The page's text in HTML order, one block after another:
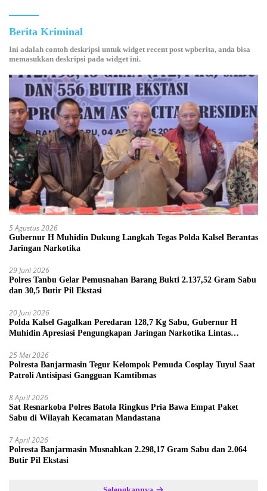
Berita Kriminal
Ini adalah contoh deskripsi untuk widget recent post wpberita, anda bisa
memasukkan deskripsi pada widget ini.
5 Agustus 2026
Gubernur H Muhidin Dukung Langkah Tegas Polda Kalsel Berantas
Jaringan Narkotika
29 Juni 2026
Polres Tanbu Gelar Pemusnahan Barang Bukti 2.137,52 Gram Sabu
dan 30,5 Butir Pil Ekstasi
20 Juni 2026
Polda Kalsel Gagalkan Peredaran 128,7 Kg Sabu, Gubernur H
Muhidin Apresiasi Pengungkapan Jaringan Narkotika Lintas
25 Mei 2026
Polresta Banjarmasin Tegur Kelompok Pemuda Cosplay Tuyul Saat
Patroli Antisipasi Gangguan Kamtibmas
8 April 2026
Sat Resnarkoba Polres Batola Ringkus Pria Bawa Empat Paket
Sabu di Wilayah Kecamatan Mandastana
7 April 2026
Polresta Banjarmasin Musnahkan 2.298,17 Gram Sabu dan 2.064
Butir Pil Ekstasi